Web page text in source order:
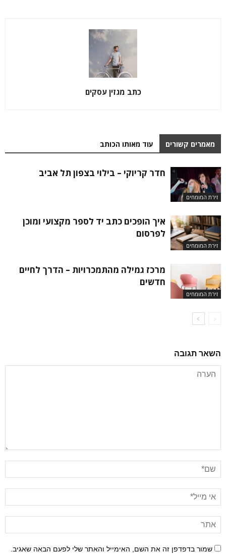
כתב מגזין עסקים
מאמרים קשורים עוד מאותו הכותב
זירת המומחים
חדר קריוקי – בילוי בצפון תל אביב
זירת המומחים
איך הופכים כתב יד לספר מקצועי ומוכן
לפרסום
זירת המומחים
מרכז גמילה מהתמכרויות – הדרך לחיים
חדשים
השאר תגובה
שמור בדפדפן זה את השם, האימייל והאתר שלי לפעם הבאה שאגיב.